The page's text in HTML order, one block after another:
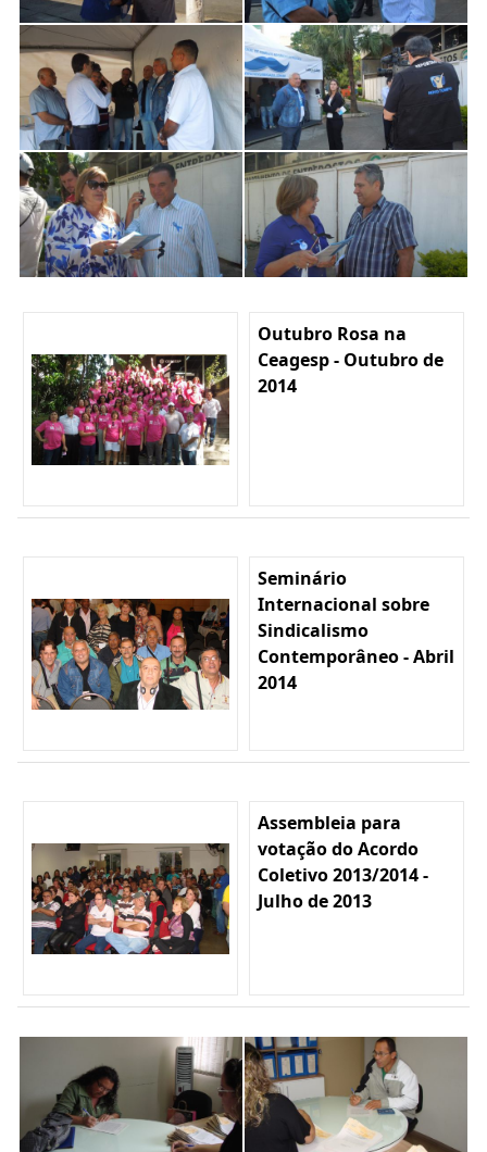
Outubro Rosa na
Ceagesp - Outubro de
2014
Seminário
Internacional sobre
Sindicalismo
Contemporâneo - Abril
2014
Assembleia para
votação do Acordo
Coletivo 2013/2014 -
Julho de 2013